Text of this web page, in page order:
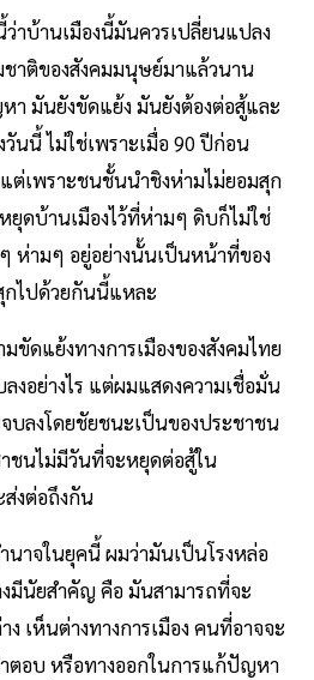
าบ้านเมืองนี้มันควรเปลี่ยนแปลง
ชาติของสังคมมนุษย์มาแล้วนาน
มันยังขัดแย้ง มันยังต้องต่อสู้และ
นนี้ ไม่ใช่เพราะเมื่อ 90 ปีก่อน
ต่เพราะชนชั้นนำชิงห่ามไม่ยอมสุก
ดบ้านเมืองไว้ที่ห่ามๆ ดิบก็ไม่ใช่
ห่ามๆ อยู่อย่างนั้นเป็นหน้าที่ของ
ไปด้วยกันนี้แหละ
ขัดแย้งทางการเมืองของสังคมไทย
งอย่างไร แต่ผมแสดงความเชื่อมั่น
บลงโดยชัยชนะเป็นของประชาชน
ชนไม่มีวันที่จะหยุดต่อสู้ใน
งต่อถึงกัน
นาจในยุคนี้ ผมว่ามันเป็นโรงหล่อ
มีนัยสำคัญ คือ มันสามารถที่จะ
เห็นต่างทางการเมือง คนที่อาจจะ
ำตอบ หรือทางออกในการแก้ปัญหา